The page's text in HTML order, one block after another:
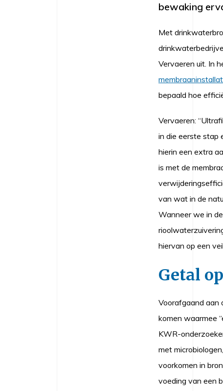
bewaking
Met
Vervaeren uit. In
bepaald hoe
Vervaeren:
in die eerste stap
hierin een extra
is met de
van wat in de
Wanneer we in
hiervan op een
Getal
Voorafgaand aan
komen waarmee
KWR-
met
voorkomen in
voeding van een